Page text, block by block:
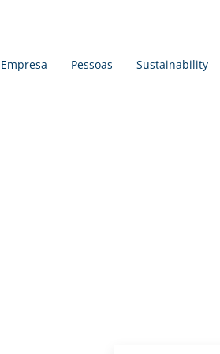
Empresa Pessoas Sustainability